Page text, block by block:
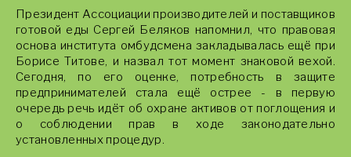
Президент Ассоциации производителей и поставщиков
готовой еды Сергей Беляков напомнил, что правовая
основа института омбудсмена закладывалась ещё при
Борисе Титове, и назвал тот момент знаковой вехой.
Сегодня, по его оценке, потребность в защите
предпринимателей стала ещё острее - в первую
очередь речь идёт об охране активов от поглощения и
о соблюдении прав в ходе законодательно
установленных процедур.